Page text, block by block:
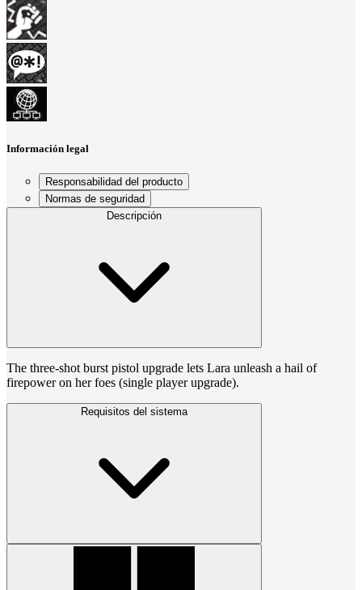
Información legal
Responsabilidad del producto
Normas de seguridad
Descripción
The three-shot burst pistol upgrade lets Lara unleash a hail of
firepower on her foes (single player upgrade).
Requisitos del sistema